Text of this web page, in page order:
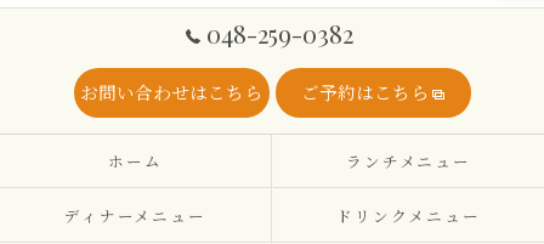
048-259-0382
お問い合わせはこちら ご予約はこちら
ホーム ランチメニュー
ディナーメニュー ドリンクメニュー